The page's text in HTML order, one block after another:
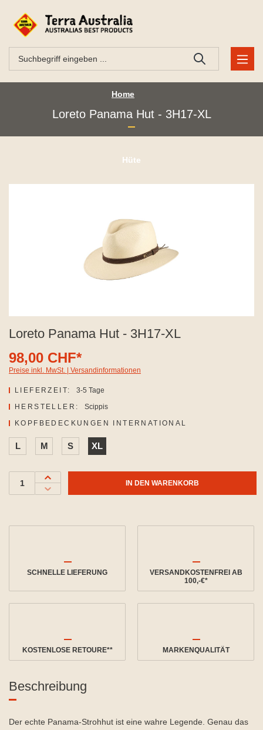
Home
Loreto Panama Hut - 3H17-XL
Hüte
Loreto Panama Hut - 3H17-XL
98,00 CHF*
Preise inkl. MwSt. | Versandinformationen
LIEFERZEIT:
3-5 Tage
HERSTELLER:
Scippis
KOPFBEDECKUNGEN INTERNATIONAL
L M S XL
IN DEN WARENKORB
SCHNELLE LIEFERUNG
VERSANDKOSTENFREI AB
100,-€*
KOSTENLOSE RETOURE** MARKENQUALITÄT
Beschreibung
Der echte Panama-Strohhut ist eine wahre Legende. Genau das